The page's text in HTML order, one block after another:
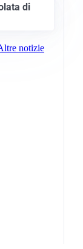
di
notizie